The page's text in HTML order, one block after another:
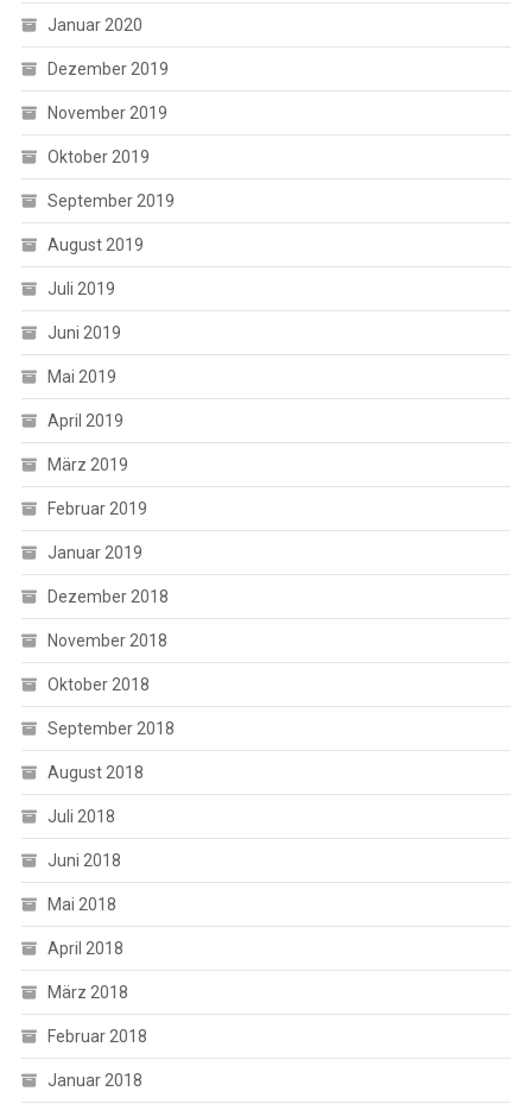
Januar 2020
Dezember 2019
November 2019
Oktober 2019
September 2019
August 2019
Juli 2019
Juni 2019
Mai 2019
April 2019
März 2019
Februar 2019
Januar 2019
Dezember 2018
November 2018
Oktober 2018
September 2018
August 2018
Juli 2018
Juni 2018
Mai 2018
April 2018
März 2018
Februar 2018
Januar 2018